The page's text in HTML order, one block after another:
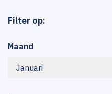
Filter op:
Maand
Januari